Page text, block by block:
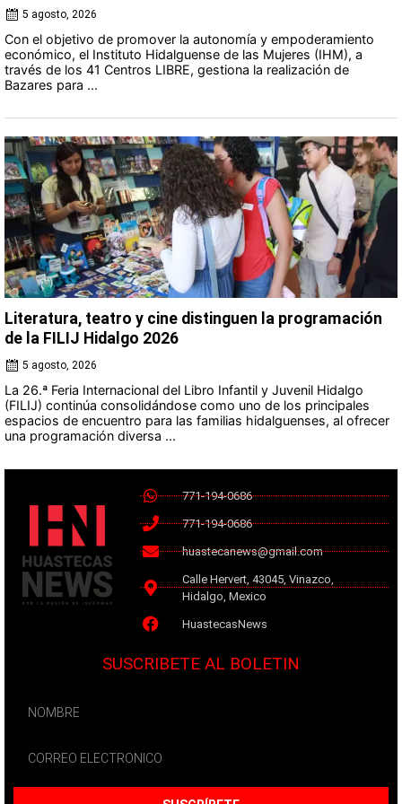
5 agosto, 2026
Con el objetivo de promover la autonomía y empoderamiento
económico, el Instituto Hidalguense de las Mujeres (IHM), a
través de los 41 Centros LIBRE, gestiona la realización de
Bazares para ...
Literatura, teatro y cine distinguen la programación
de la FILIJ Hidalgo 2026
5 agosto, 2026
La 26.ª Feria Internacional del Libro Infantil y Juvenil Hidalgo
(FILIJ) continúa consolidándose como uno de los principales
espacios de encuentro para las familias hidalguenses, al ofrecer
una programación diversa ...
771-194-0686
771-194-0686
huastecanews@gmail.com
Calle Hervert, 43045, Vinazco,
Hidalgo, Mexico
HuastecasNews
SUSCRIBETE AL BOLETIN